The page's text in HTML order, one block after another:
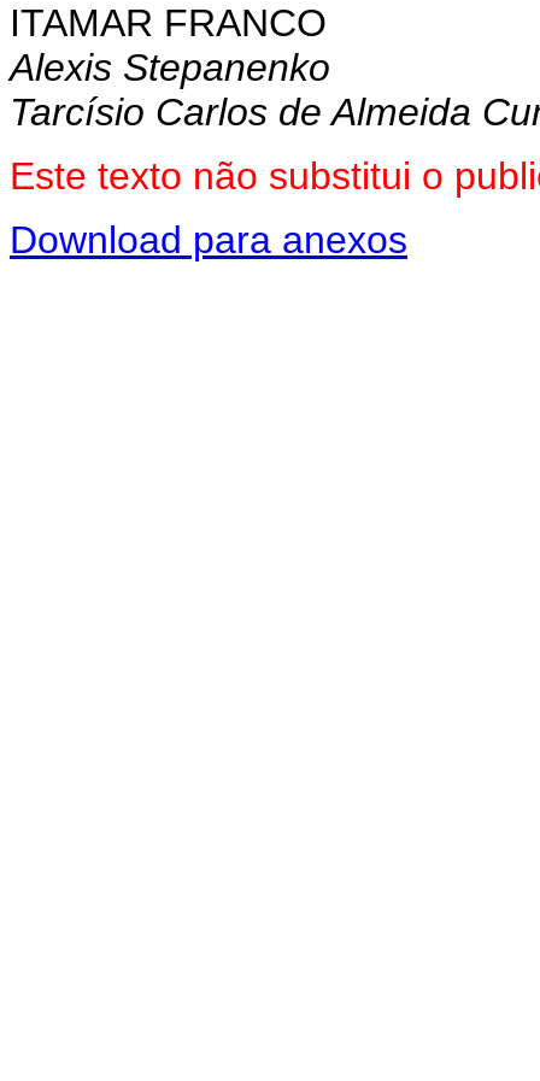
ITAMAR FRANCO
Alexis Stepanenko
Tarcísio Carlos de Almeida
Este texto não substitui o
Download para anexos